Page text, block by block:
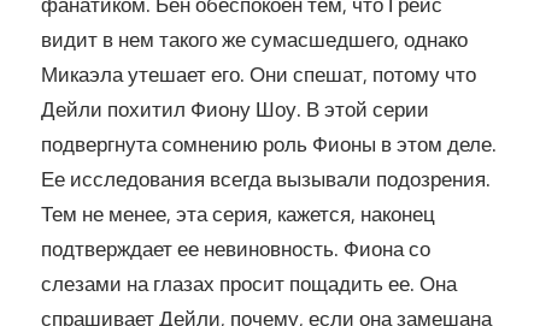
видит в нем такого же сумасшедшего, однако
Микаэла утешает его. Они спешат, потому что
Дейли похитил Фиону Шоу. В этой серии
подвергнута сомнению роль Фионы в этом деле.
Ее исследования всегда вызывали подозрения.
Тем не менее, эта серия, кажется, наконец
подтверждает ее невиновность. Фиона со
слезами на глазах просит пощадить ее. Она
спрашивает Дейли, почему, если она замешана